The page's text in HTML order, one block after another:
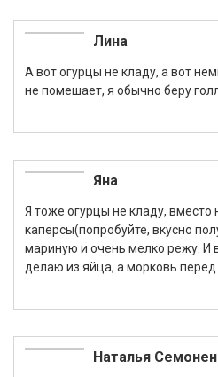
Лина
А вот огурцы не кладу, а вот
не помешает, я обычно беру
Яна
Я тоже огурцы не кладу, вместо
каперсы(попробуйте, вкусно
мариную и очень мелко режу. И
делаю из яйца, а морковь перед
Наталья